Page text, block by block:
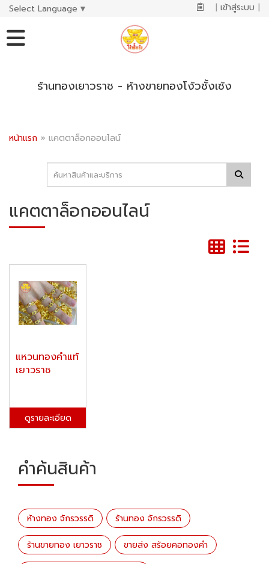
Select Language ▼ | เข้าสู่ระบบ |
ร้านทองเยาวราช - ห้างขายทองโง้วชั้งเซ้ง
หน้าแรก » แคตตาล็อกออนไลน์
แคตตาล็อกออนไลน์
แหวนทองคำแท้
เยาวราช
ดูรายละเอียด
คำค้นสินค้า
ห้างทอง จักรวรรดิ ร้านทอง จักรวรรดิ
ร้านขายทอง เยาวราช ขายส่ง สร้อยคอทองคำ